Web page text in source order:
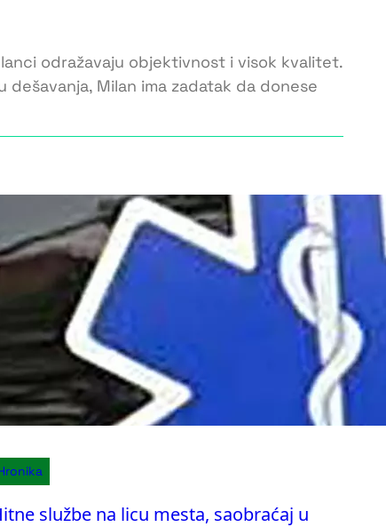
odražavaju objektivnost i visok kvalitet.
Milan ima zadatak da donese
službe na licu mesta, saobraćaj u